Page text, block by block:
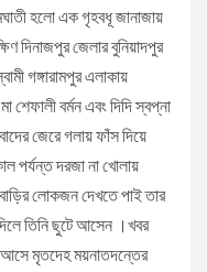
হলো এক গৃহবধূ জানাজায়
দিনাজপুর জেলার বুনিয়াদপুর
গঙ্গারামপুর এলাকায়
শেফালী বর্মন এবং দিদি স্বপ্না
জেরে গলায় ফাঁস দিয়ে
পর্যন্ত দরজা না খোলায়
বাড়ির লোকজন দেখতে পাই তার
তিনি ছুটে আসেন ।খবর
আসে মৃতদেহ ময়নাতদন্তের